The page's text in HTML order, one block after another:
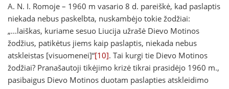
A. N. I. Romoje – 1960 m vasario 8 d. pareiškė, kad paslaptis
niekada nebus paskelbta, nuskambėjo tokie žodžiai:
„...laiškas, kuriame sesuo Liucija užrašė Dievo Motinos
žodžius, patikėtus jiems kaip paslaptis, niekada nebus
atskleistas [visuomenei]“[10]. Tai kurgi tie Dievo Motinos
žodžiai? Pranašautoji tikėjimo krizė tikrai prasidėjo 1960 m.,
pasibaigus Dievo Motinos duotam paslapties atskleidimo